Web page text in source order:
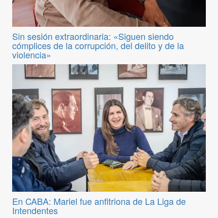
Sin sesión extraordinaria: «Siguen siendo
cómplices de la corrupción, del delito y de la
violencia»
En CABA: Mariel fue anfitriona de La Liga de
Intendentes